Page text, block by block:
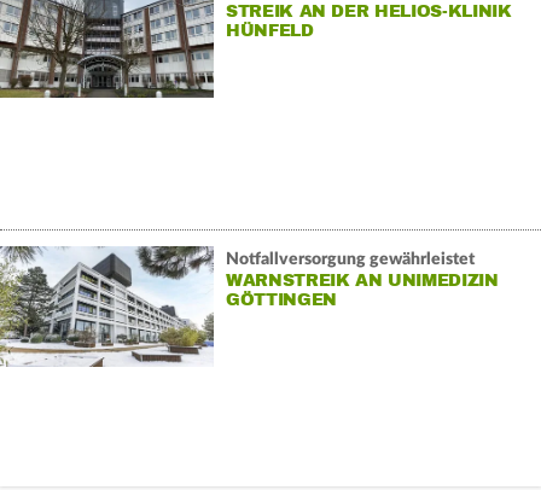
STREIK AN DER HELIOS-KLINIK
HÜNFELD
Notfallversorgung gewährleistet
WARNSTREIK AN UNIMEDIZIN
GÖTTINGEN